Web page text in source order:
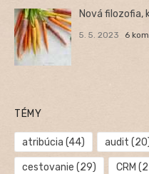
Nová filozofia,
5. 5. 2023 6
TÉMY
atribúcia (44) audit
cestovanie (29) CRM